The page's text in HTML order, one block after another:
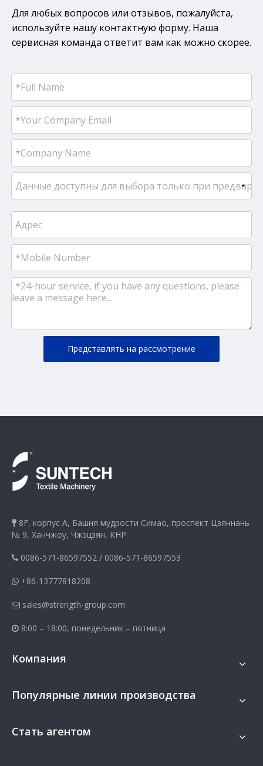
Для любых вопросов или отзывов, пожалуйста,
используйте нашу контактную форму. Наша
сервисная команда ответит вам как можно скорее.
Представлять на рассмотрение
 8F, корпус A, Башня мудрости Симао, проспект Цзяннань
№ 9, Ханчжоу, Чжэцзян, КНР
 0086-571-86597552 / 0086-571-86597553
 +86-13777818208
 sales@strength-group.com
 8:00 – 18:00, понедельник – пятница
Компания
Популярные линии производства
Стать агентом